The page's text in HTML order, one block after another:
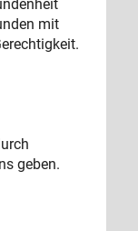
mit
geben.